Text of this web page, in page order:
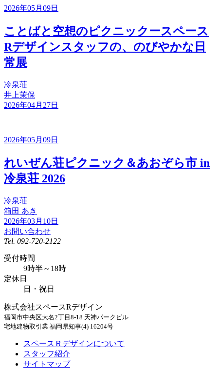
2026年05月09日
ことばと空想のピクニックースペース
Rデザインスタッフの、のびやかな日
常展
冷泉荘
井上茉保
2026年04月27日
2026年05月09日
れいぜん荘ピクニック＆あおぞら市 in
冷泉荘 2026
冷泉荘
箱田 あき
2026年03月10日
お問い合わせ
Tel. 092-720-2122
受付時間
9時半～18時
定休日
日・祝日
株式会社スペースRデザイン
福岡市中央区大名2丁目8-18 天神パークビル
宅地建物取引業 福岡県知事(4) 16204号
スペースＲデザインについて
スタッフ紹介
サイトマップ